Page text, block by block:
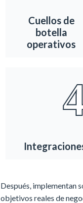
Cuellos de
botella
operativos
Después, implementan
objetivos reales de